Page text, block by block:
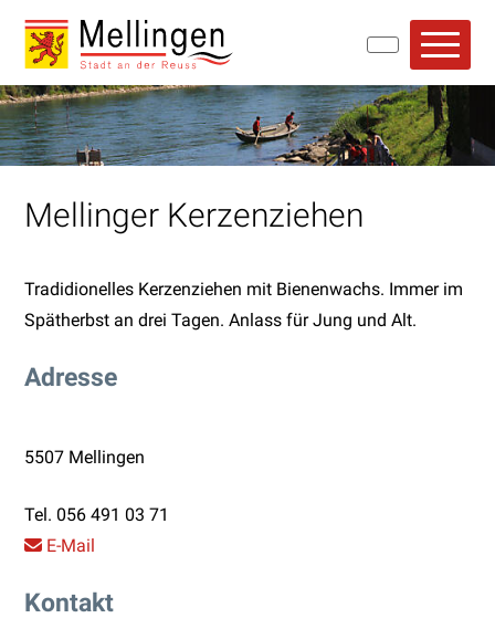
Navigieren in Mellingen
Schnellnavigation
Mellinger Kerzenziehen
Tradidionelles Kerzenziehen mit Bienenwachs. Immer im
Spätherbst an drei Tagen. Anlass für Jung und Alt.
Adresse
5507 Mellingen
Tel.056 491 03 71
E-Mail
Kontakt